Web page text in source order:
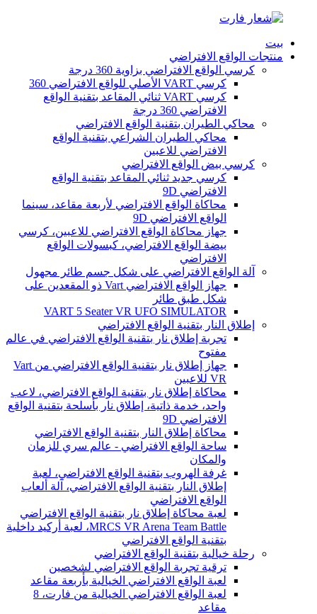
بيت
منتجات الواقع الافتراضي
كرسي الواقع الافتراضي بزاوية 360 درجة
كرسي VART الأصلي للواقع الافتراضي 360
كرسي VART ثنائي المقاعد بتقنية الواقع
الافتراضي 360 درجة
محاكي الطيران بتقنية الواقع الافتراضي
محاكي الطيران الشراعي بتقنية الواقع
الافتراضي للاعبين
كرسي بيض الواقع الافتراضي
كرسي جديد ثنائي المقاعد بتقنية الواقع
الافتراضي 9D
محاكاة الواقع الافتراضي لأربعة مقاعد، سينما
الواقع الافتراضي 9D
جهاز محاكاة الواقع الافتراضي للاعبين، كرسي
بيضة الواقع الافتراضي، كبسولات الواقع
الافتراضي
آلة الواقع الافتراضي على شكل جسم طائر مجهول
جهاز الواقع الافتراضي Vart ذو المقعدين على
شكل طبق طائر
VART 5 Seater VR UFO SIMULATOR
إطلاق النار بتقنية الواقع الافتراضي
تجربة إطلاق نار بتقنية الواقع الافتراضي في عالم
مفتوح
جهاز إطلاق نار بتقنية الواقع الافتراضي من Vart
VR للاعبين
محاكاة إطلاق نار بتقنية الواقع الافتراضي، لاعب
واحد، خدمة ذاتية، إطلاق نار بأسلحة بتقنية الواقع
الافتراضي 9D
محاكاة إطلاق النار بتقنية الواقع الافتراضي
ساحة الواقع الافتراضي - عالم سري للزمان
والمكان
غرفة الهروب بتقنية الواقع الافتراضي، لعبة
إطلاق النار بتقنية الواقع الافتراضي، آلة ألعاب
الواقع الافتراضي
لعبة محاكاة إطلاق نار بتقنية الواقع الافتراضي
MRCS VR Arena Team Battle، لعبة أركيد داخلية
بتقنية الواقع الافتراضي
رحلة خيالية بتقنية الواقع الافتراضي
ترقية تجربة الواقع الافتراضي لشخصين
لعبة الواقع الافتراضي الخيالية بأربعة مقاعد
لعبة الواقع الافتراضي الخيالية من فارت، 8
مقاعد